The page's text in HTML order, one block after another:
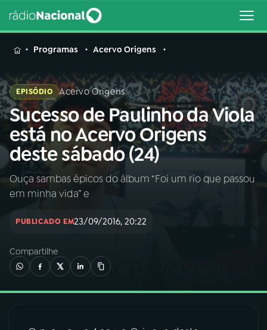
MENU
Buscar
na
Rádio
Nacional
Buscar
AO VIVO
INÍCIO
02A RÁDIO
03PROGRAMAÇÃO
Programas Acervo Origens
EPISÓDIO Acervo Origens
Sucesso de Paulinho da Viola
está no Acervo Origens
deste sábado (24)
Ouça sambas épicos do álbum “Foi um rio que passou
em minha vida” e
PUBLICADO EM23/09/2016, 20:22
Compartilhe